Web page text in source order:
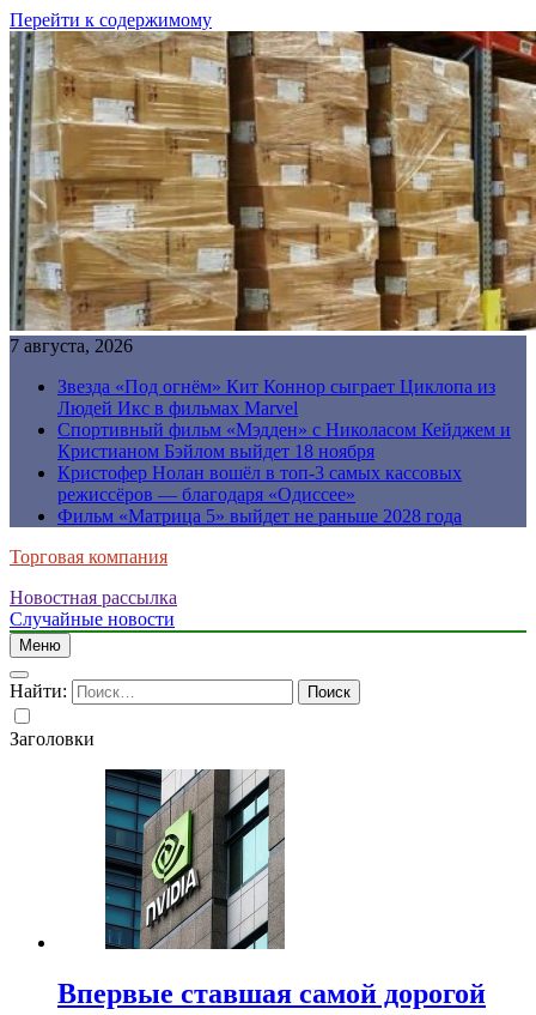
Перейти к содержимому
7 августа, 2026
Звезда «Под огнём» Кит Коннор сыграет Циклопа из
Людей Икс в фильмах Marvel
Спортивный фильм «Мэдден» с Николасом Кейджем и
Кристианом Бэйлом выйдет 18 ноября
Кристофер Нолан вошёл в топ-3 самых кассовых
режиссёров — благодаря «Одиссее»
Фильм «Матрица 5» выйдет не раньше 2028 года
Торговая компания
Новостная рассылка
Случайные новости
Меню
Найти:
Заголовки
Впервые ставшая самой дорогой